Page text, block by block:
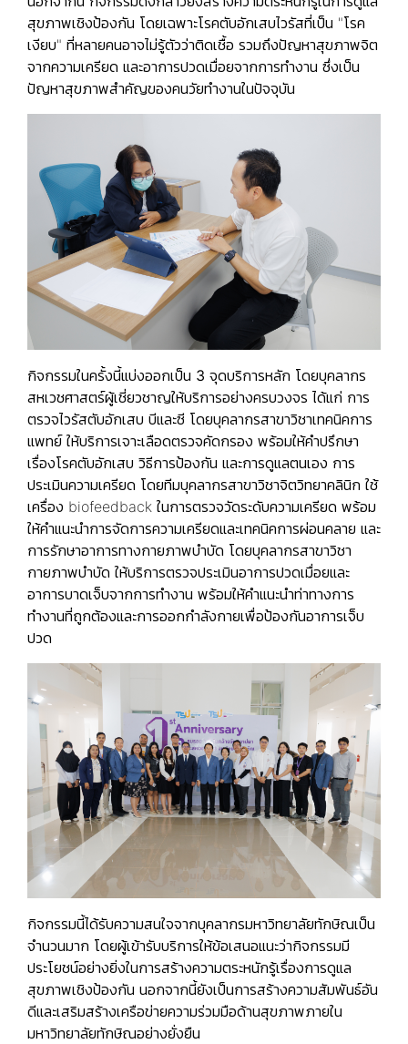
สุขภาพเชิงป้องกัน โดยเฉพาะโรคตับอักเสบไวรัสที่เป็น "โรค
เงียบ" ที่หลายคนอาจไม่รู้ตัวว่าติดเชื้อ รวมถึงปัญหาสุขภาพจิต
จากความเครียด และอาการปวดเมื่อยจากการทำงาน ซึ่งเป็น
ปัญหาสุขภาพสำคัญของคนวัยทำงานในปัจจุบัน
กิจกรรมในครั้งนี้แบ่งออกเป็น 3 จุดบริการหลัก โดยบุคลากร
สหเวชศาสตร์ผู้เชี่ยวชาญให้บริการอย่างครบวงจร ได้แก่ การ
ตรวจไวรัสตับอักเสบ บีและซี โดยบุคลากรสาขาวิชาเทคนิคการ
แพทย์ ให้บริการเจาะเลือดตรวจคัดกรอง พร้อมให้คำปรึกษา
เรื่องโรคตับอักเสบ วิธีการป้องกัน และการดูแลตนเอง การ
ประเมินความเครียด โดยทีมบุคลากรสาขาวิชาจิตวิทยาคลินิก ใช้
เครื่อง biofeedback ในการตรวจวัดระดับความเครียด พร้อม
ให้คำแนะนำการจัดการความเครียดและเทคนิคการผ่อนคลาย และ
การรักษาอาการทางกายภาพบำบัด โดยบุคลากรสาขาวิชา
กายภาพบำบัด ให้บริการตรวจประเมินอาการปวดเมื่อยและ
อาการบาดเจ็บจากการทำงาน พร้อมให้คำแนะนำท่าทางการ
ทำงานที่ถูกต้องและการออกกำลังกายเพื่อป้องกันอาการเจ็บ
ปวด
กิจกรรมนี้ได้รับความสนใจจากบุคลากรมหาวิทยาลัยทักษิณเป็น
จำนวนมาก โดยผู้เข้ารับบริการให้ข้อเสนอแนะว่ากิจกรรมมี
ประโยชน์อย่างยิ่งในการสร้างความตระหนักรู้เรื่องการดูแล
สุขภาพเชิงป้องกัน นอกจากนี้ยังเป็นการสร้างความสัมพันธ์อัน
ดีและเสริมสร้างเครือข่ายความร่วมมือด้านสุขภาพภายใน
มหาวิทยาลัยทักษิณอย่างยั่งยืน